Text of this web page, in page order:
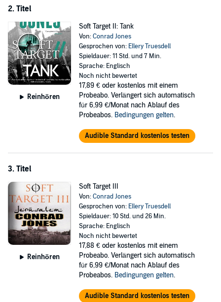
2. Titel
Reinhören
Soft Target II: Tank
Von:Conrad Jones
Gesprochen von: Ellery Truesdell
Spieldauer: 11 Std. und 7 Min.
Sprache: Englisch
Noch nicht bewertet
17,89 € oder kostenlos mit einem
Probeabo. Verlängert sich automatisch
für 6,99 €/Monat nach Ablauf des
Probeabos. Bedingungen gelten.
Audible Standard kostenlos testen
3. Titel
Reinhören
Soft Target III
Von:Conrad Jones
Gesprochen von: Ellery Truesdell
Spieldauer: 10 Std. und 26 Min.
Sprache: Englisch
Noch nicht bewertet
17,88 € oder kostenlos mit einem
Probeabo. Verlängert sich automatisch
für 6,99 €/Monat nach Ablauf des
Probeabos. Bedingungen gelten.
Audible Standard kostenlos testen